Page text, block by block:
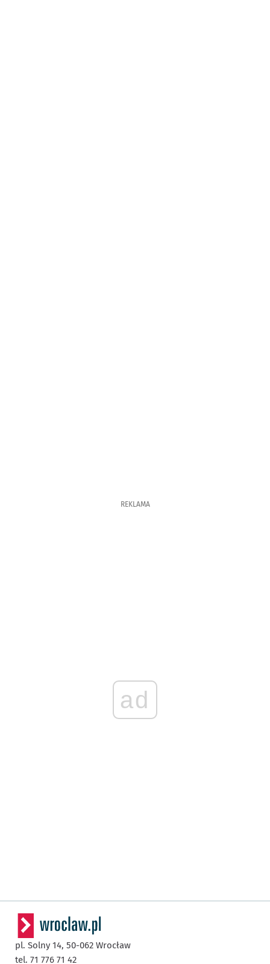
REKLAMA
ad
pl. Solny 14, 50-062 Wrocław
tel. 71 776 71 42